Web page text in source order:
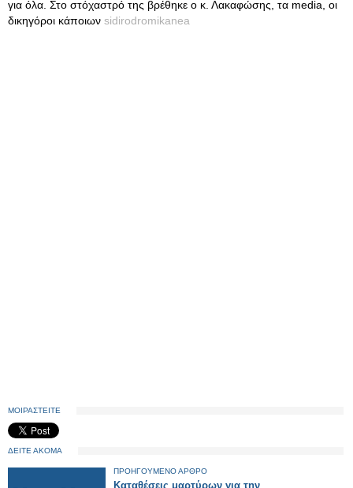
για όλα. Στο στόχαστρό της βρέθηκε ο κ. Λακαφώσης, τα media, οι
δικηγόροι κάποιων sidirodromikanea
ΜΟΙΡΑΣΤΕΙΤΕ
ΔΕΙΤΕ ΑΚΟΜΑ
ΠΡΟΗΓΟΥΜΕΝΟ ΑΡΘΡΟ
Καταθέσεις μαρτύρων για την